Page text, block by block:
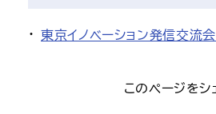
東京イノベーション発信交
このページをシ